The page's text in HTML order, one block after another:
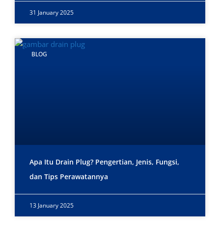
31 January 2025
BLOG
Apa Itu Drain Plug? Pengertian, Jenis, Fungsi,
dan Tips Perawatannya
13 January 2025